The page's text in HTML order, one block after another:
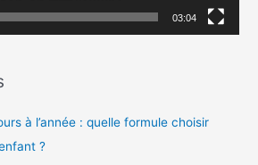
03:04
à l’année : quelle formule choisir
?